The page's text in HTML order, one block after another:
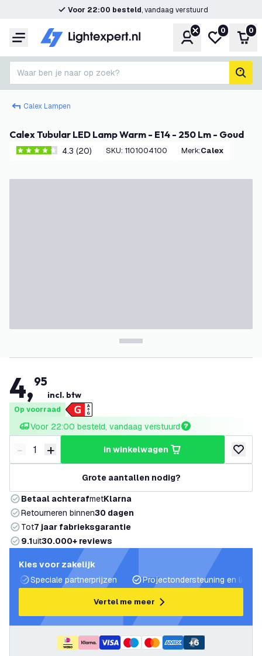
Voor 22:00 besteld, vandaag verstuurd
Menu Account
Mijn
0 0
Waar ben je naar op zoek?
Calex Lampen
Calex Tubular LED Lamp Warm - E14 - 250 Lm - Goud
4.3 score sterren
4.3 (20) SKU: 1101004100 Merk: Calex
4,95
incl. btw
Op voorraad
Voor 22:00 besteld, vandaag verstuurd
Verminder hoeveelheid
- Verhoog hoeveelheid
+ in winkelwagen
Grote aantallen nodig?
Betaal achterafmetKlarna
Retourneren binnen30 dagen
Tot7 jaar fabrieksgarantie
9.1uit30.000+ reviews
Kies voor zakelijk
Speciale partnerprijzen
Projectondersteuning en
Vertel me meer
+6